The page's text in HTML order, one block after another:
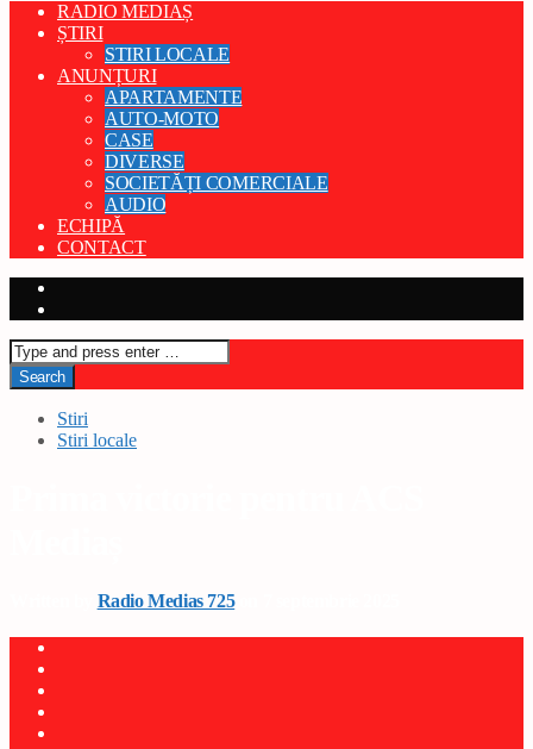
RADIO MEDIAȘ
ȘTIRI
STIRI LOCALE
ANUNȚURI
APARTAMENTE
AUTO-MOTO
CASE
DIVERSE
SOCIETĂȚI COMERCIALE
AUDIO
ECHIPĂ
CONTACT
Stiri
Stiri locale
Radio Medias 725on 7 septembrie 2025